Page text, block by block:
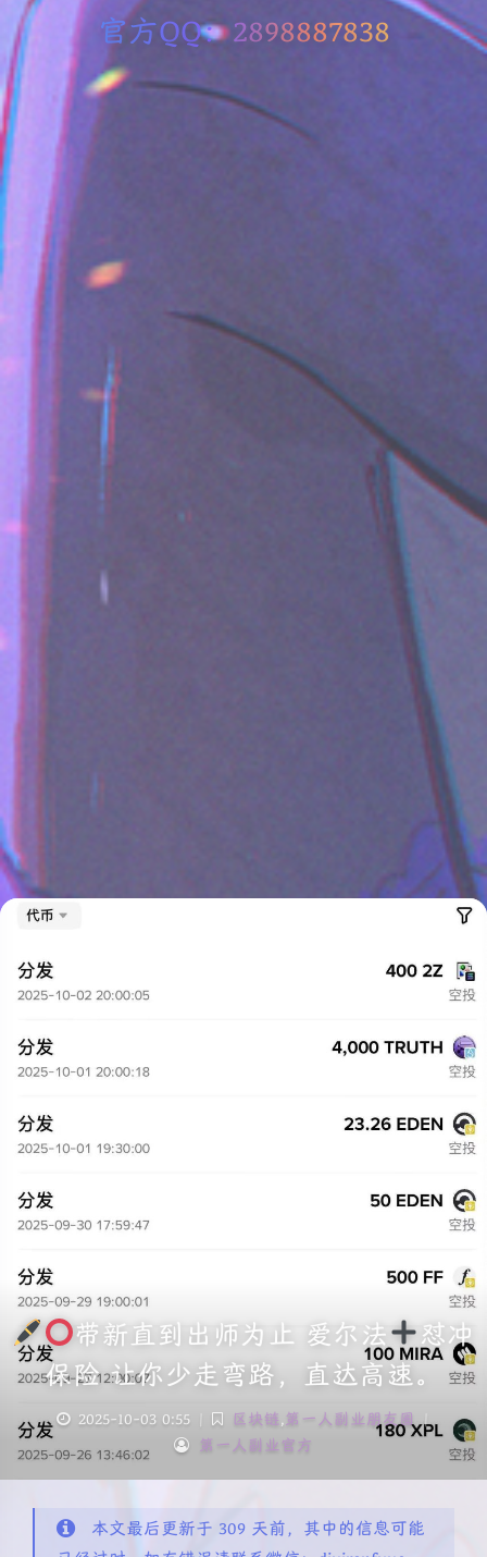
官方QQ：2898887838
带新直到出师为止 爱尔法
怼冲
保险 让你少走弯路，直达高速。
2025-10-03 0:55 区块链,第一人副业朋友圈
第一人副业官方
本文最后更新于 309 天前，其中的信息可能